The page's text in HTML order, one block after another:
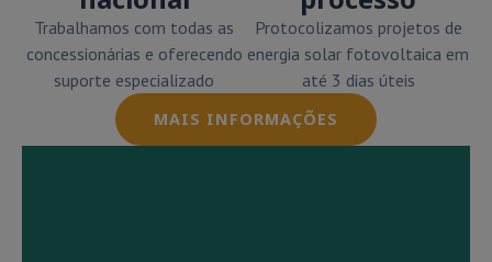
Trabalhamos com todas as
concessionárias e oferecendo
suporte especializado
Protocolizamos projetos de
energia solar fotovoltaica em
até 3 dias úteis
MAIS INFORMAÇÕES